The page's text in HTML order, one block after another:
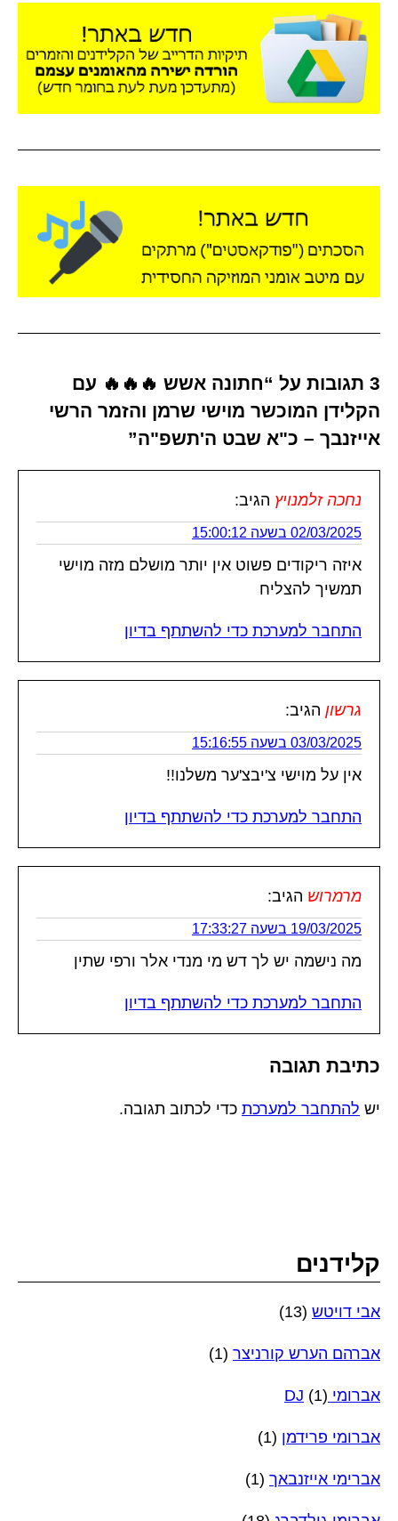
3 תגובות על “חתונה אשש 🔥🔥🔥 עם
הקלידן המוכשר מוישי שרמן והזמר הרשי
אייזנבך – כ"א שבט ה'תשפ"ה”
נחכה זלמנויץ הגיב:
02/03/2025 בשעה 15:00:12
איזה ריקודים פשוט אין יותר מושלם מזה מוישי
תמשיך להצליח
התחבר למערכת כדי להשתתף בדיון
גרשון הגיב:
03/03/2025 בשעה 15:16:55
אין על מוישי צ'יבצ'ער משלנו!!
התחבר למערכת כדי להשתתף בדיון
מרמרוש הגיב:
19/03/2025 בשעה 17:33:27
מה נישמה יש לך דש מי מנדי אלר ורפי שתין
התחבר למערכת כדי להשתתף בדיון
כתיבת תגובה
יש להתחבר למערכת כדי לכתוב תגובה.
קלידנים
אבי דויטש (13)
אברהם הערש קורניצר (1)
אברומי DJ (1)
אברומי פרידמן (1)
אברימי אייזנבאך (1)